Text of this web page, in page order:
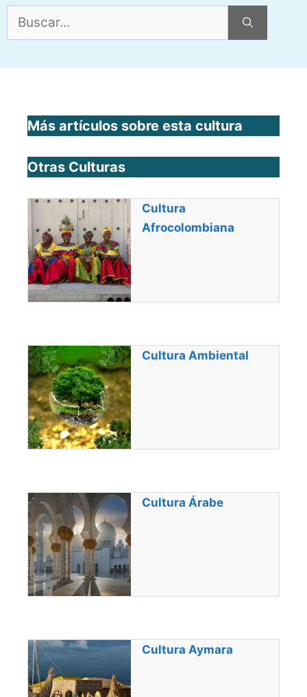
Más artículos sobre esta cultura
Otras Culturas
Cultura
Afrocolombiana
Cultura Ambiental
Cultura Árabe
Cultura Aymara